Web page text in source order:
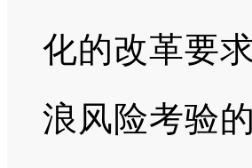
化的改革要
浪风险考验